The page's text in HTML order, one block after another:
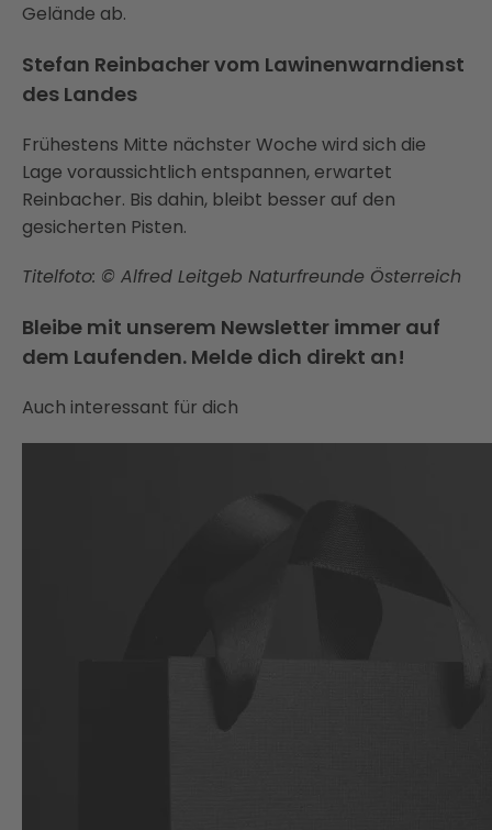
Gelände ab.
Stefan Reinbacher vom Lawinenwarndienst
des Landes
Frühestens Mitte nächster Woche wird sich die
Lage voraussichtlich entspannen, erwartet
Reinbacher. Bis dahin, bleibt besser auf den
gesicherten Pisten.
Titelfoto: © Alfred Leitgeb Naturfreunde Österreich
Bleibe mit unserem Newsletter immer auf
dem Laufenden. Melde dich direkt an!
Auch interessant für dich